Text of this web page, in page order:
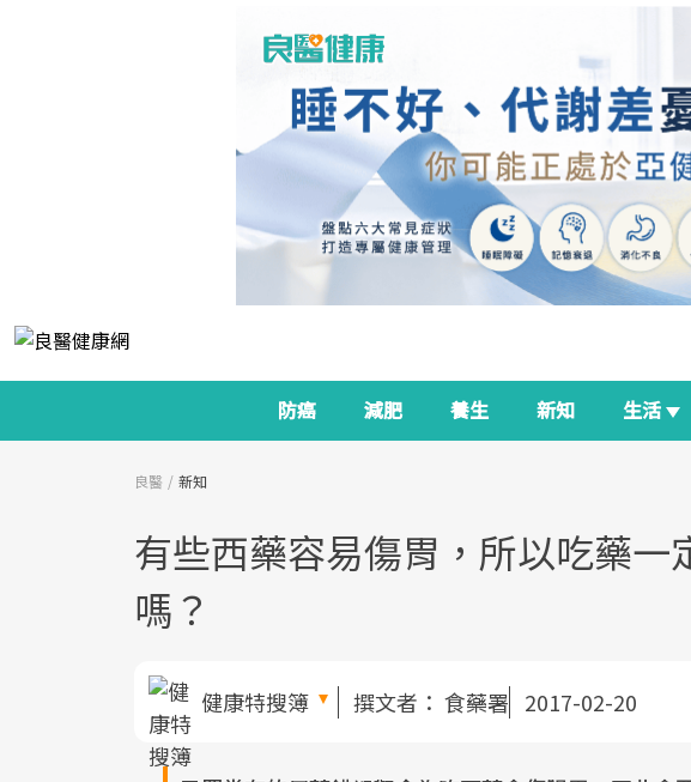
防癌 減肥 養生 新知 生活
良醫 新知
有些西藥容易傷胃，所以吃藥一
嗎？
健康特搜簿 撰文者： 食藥署 2017-02-20